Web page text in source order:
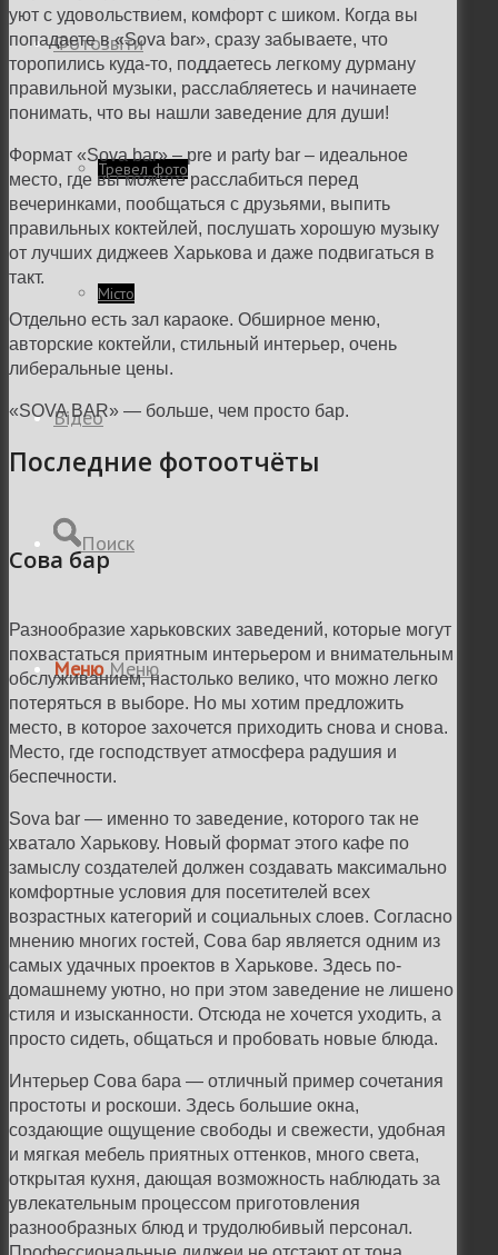
Фотозвіти
Тревел фото
Місто
Відео
Поиск
Меню Меню
уют с удовольствием, комфорт с шиком. Когда вы
попадаете в «Sova bar», сразу забываете, что
торопились куда-то, поддаетесь легкому дурману
правильной музыки, расслабляетесь и начинаете
понимать, что вы нашли заведение для души!
Формат «Sova bar» – pre и party bar – идеальное
место, где вы можете расслабиться перед
вечеринками, пообщаться с друзьями, выпить
правильных коктейлей, послушать хорошую музыку
от лучших диджеев Харькова и даже подвигаться в
такт.
Отдельно есть зал караоке. Обширное меню,
авторские коктейли, стильный интерьер, очень
либеральные цены.
«SOVA BAR» — больше, чем просто бар.
Последние фотоотчёты
Сова бар
Разнообразие харьковских заведений, которые могут
похвастаться приятным интерьером и внимательным
обслуживанием, настолько велико, что можно легко
потеряться в выборе. Но мы хотим предложить
место, в которое захочется приходить снова и снова.
Место, где господствует атмосфера радушия и
беспечности.
Sova bar — именно то заведение, которого так не
хватало Харькову. Новый формат этого кафе по
замыслу создателей должен создавать максимально
комфортные условия для посетителей всех
возрастных категорий и социальных слоев. Согласно
мнению многих гостей, Сова бар является одним из
самых удачных проектов в Харькове. Здесь по-
домашнему уютно, но при этом заведение не лишено
стиля и изысканности. Отсюда не хочется уходить, а
просто сидеть, общаться и пробовать новые блюда.
Интерьер Сова бара — отличный пример сочетания
простоты и роскоши. Здесь большие окна,
создающие ощущение свободы и свежести, удобная
и мягкая мебель приятных оттенков, много света,
открытая кухня, дающая возможность наблюдать за
увлекательным процессом приготовления
разнообразных блюд и трудолюбивый персонал.